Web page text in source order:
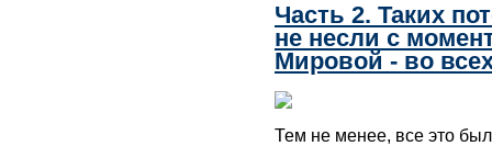
Часть 2. Таких
не несли с
Мировой - во
Тем не менее, все это